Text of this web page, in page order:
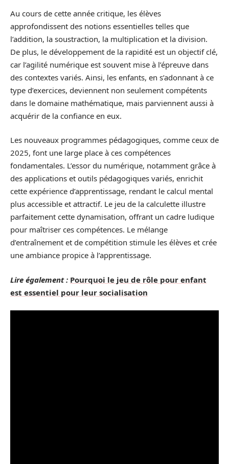
Au cours de cette année critique, les élèves
approfondissent des notions essentielles telles que
l’addition, la soustraction, la multiplication et la division.
De plus, le développement de la rapidité est un objectif clé,
car l’agilité numérique est souvent mise à l’épreuve dans
des contextes variés. Ainsi, les enfants, en s’adonnant à ce
type d’exercices, deviennent non seulement compétents
dans le domaine mathématique, mais parviennent aussi à
acquérir de la confiance en eux.
Les nouveaux programmes pédagogiques, comme ceux de
2025, font une large place à ces compétences
fondamentales. L’essor du numérique, notamment grâce à
des applications et outils pédagogiques variés, enrichit
cette expérience d’apprentissage, rendant le calcul mental
plus accessible et attractif. Le jeu de la calculette illustre
parfaitement cette dynamisation, offrant un cadre ludique
pour maîtriser ces compétences. Le mélange
d’entraînement et de compétition stimule les élèves et crée
une ambiance propice à l’apprentissage.
Lire également : Pourquoi le jeu de rôle pour enfant
est essentiel pour leur socialisation